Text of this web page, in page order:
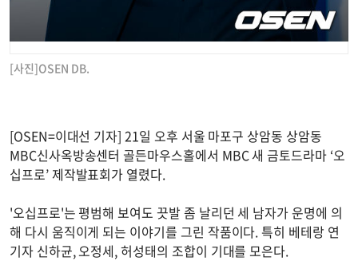
[사진]OSEN DB.
[OSEN=이대선 기자] 21일 오후 서울 마포구 상암동 상암동
MBC신사옥방송센터 골든마우스홀에서 MBC 새 금토드라마 ‘오
십프로’ 제작발표회가 열렸다.
'오십프로'는 평범해 보여도 끗발 좀 날리던 세 남자가 운명에 의
해 다시 움직이게 되는 이야기를 그린 작품이다. 특히 베테랑 연
기자 신하균, 오정세, 허성태의 조합이 기대를 모은다.